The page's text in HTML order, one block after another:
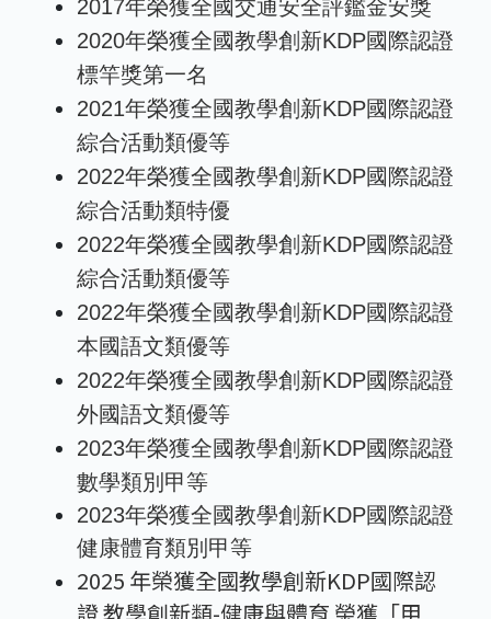
2017年榮獲全國交通安全評鑑金安獎
2020年榮獲全國教學創新KDP國際認證
標竿獎第一名
2021年榮獲全國教學創新KDP國際認證
綜合活動類優等
2022年榮獲全國教學創新KDP國際認證
綜合活動類特優
2022年榮獲全國教學創新KDP國際認證
綜合活動類優等
2022年榮獲全國教學創新KDP國際認證
本國語文類優等
2022年榮獲全國教學創新KDP國際認證
外國語文類優等
2023年榮獲全國教學創新KDP國際認證
數學類別甲等
2023年榮獲全國教學創新KDP國際認證
健康體育類別甲等
2025 年榮獲全國教學創新KDP國際認
證 教學創新類-健康與體育 榮獲「甲